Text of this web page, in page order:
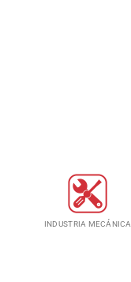
INDUSTRIA MECÁNICA